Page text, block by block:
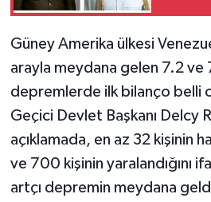
Güney Amerika ülkesi
arayla meydana gelen 7.2 ve
depremlerde ilk bilanço belli
Geçici Devlet Başkanı Delcy
açıklamada, en az 32 kişinin
ve 700 kişinin yaralandığını
artçı depremin meydana